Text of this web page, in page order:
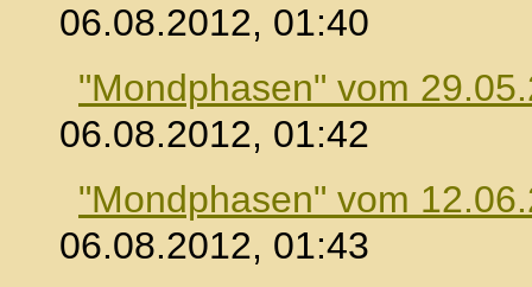
06.08.2012, 01:40
"Mondphasen" vom
06.08.2012, 01:42
"Mondphasen" vom
06.08.2012, 01:43